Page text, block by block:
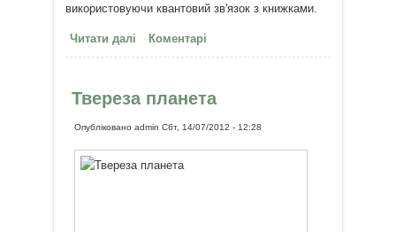
використовуючи квантовий зв'язок з книжками.
Читати далі про Квантові діти
Коментарі
Твереза планета
Опублікованоadmin Сбт, 14/07/2012 - 12:28